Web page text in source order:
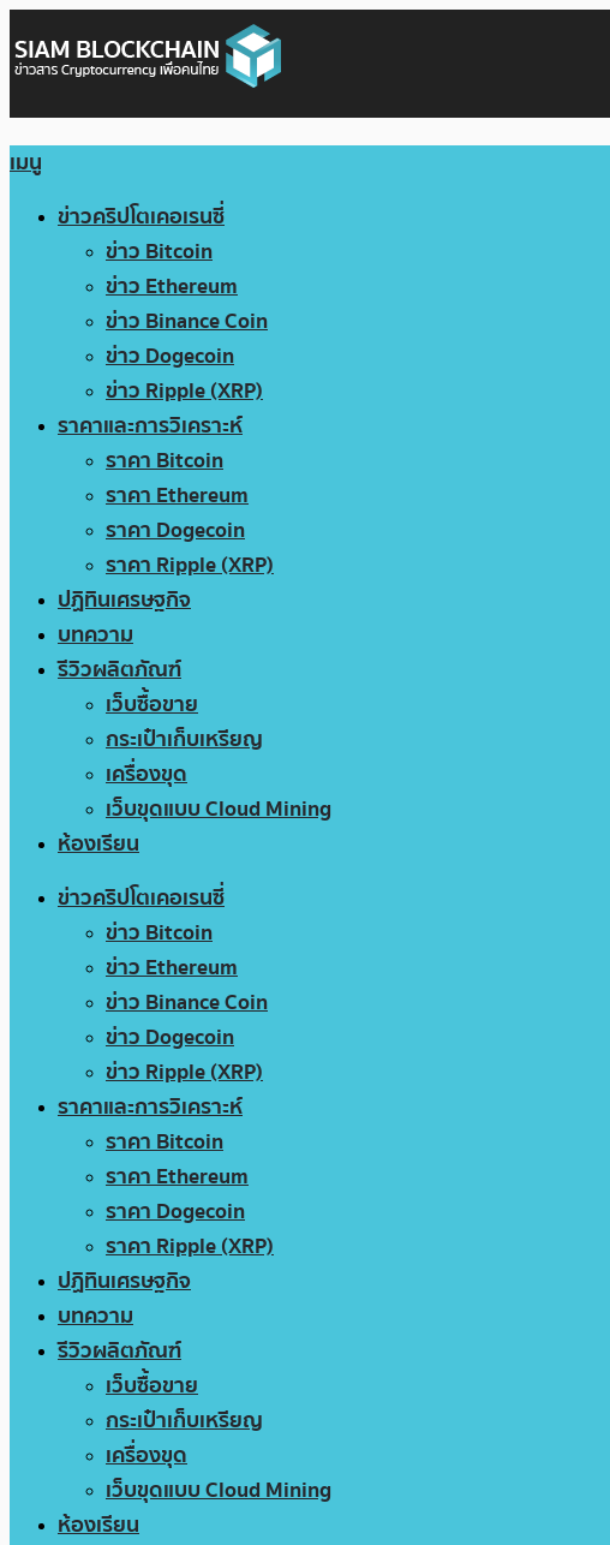
เมนู
ข่าวคริปโตเคอเรนซี่
ข่าว Bitcoin
ข่าว Ethereum
ข่าว Binance Coin
ข่าว Dogecoin
ข่าว Ripple (XRP)
ราคาและการวิเคราะห์
ราคา Bitcoin
ราคา Ethereum
ราคา Dogecoin
ราคา Ripple (XRP)
ปฏิทินเศรษฐกิจ
บทความ
รีวิวผลิตภัณฑ์
เว็บซื้อขาย
กระเป๋าเก็บเหรียญ
เครื่องขุด
เว็บขุดแบบ Cloud Mining
ห้องเรียน
ข่าวคริปโตเคอเรนซี่
ข่าว Bitcoin
ข่าว Ethereum
ข่าว Binance Coin
ข่าว Dogecoin
ข่าว Ripple (XRP)
ราคาและการวิเคราะห์
ราคา Bitcoin
ราคา Ethereum
ราคา Dogecoin
ราคา Ripple (XRP)
ปฏิทินเศรษฐกิจ
บทความ
รีวิวผลิตภัณฑ์
เว็บซื้อขาย
กระเป๋าเก็บเหรียญ
เครื่องขุด
เว็บขุดแบบ Cloud Mining
ห้องเรียน